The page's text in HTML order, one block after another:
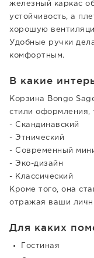
железный каркас
устойчивость, а
хорошую
Удобные ручки
комфортным.
В какие
Корзина Bongo
стили оформления,
- Скандинавский
- Этнический
- Современный
- Эко-дизайн
- Классический
Кроме того, она
отражая ваши
Для каких
Гостиная